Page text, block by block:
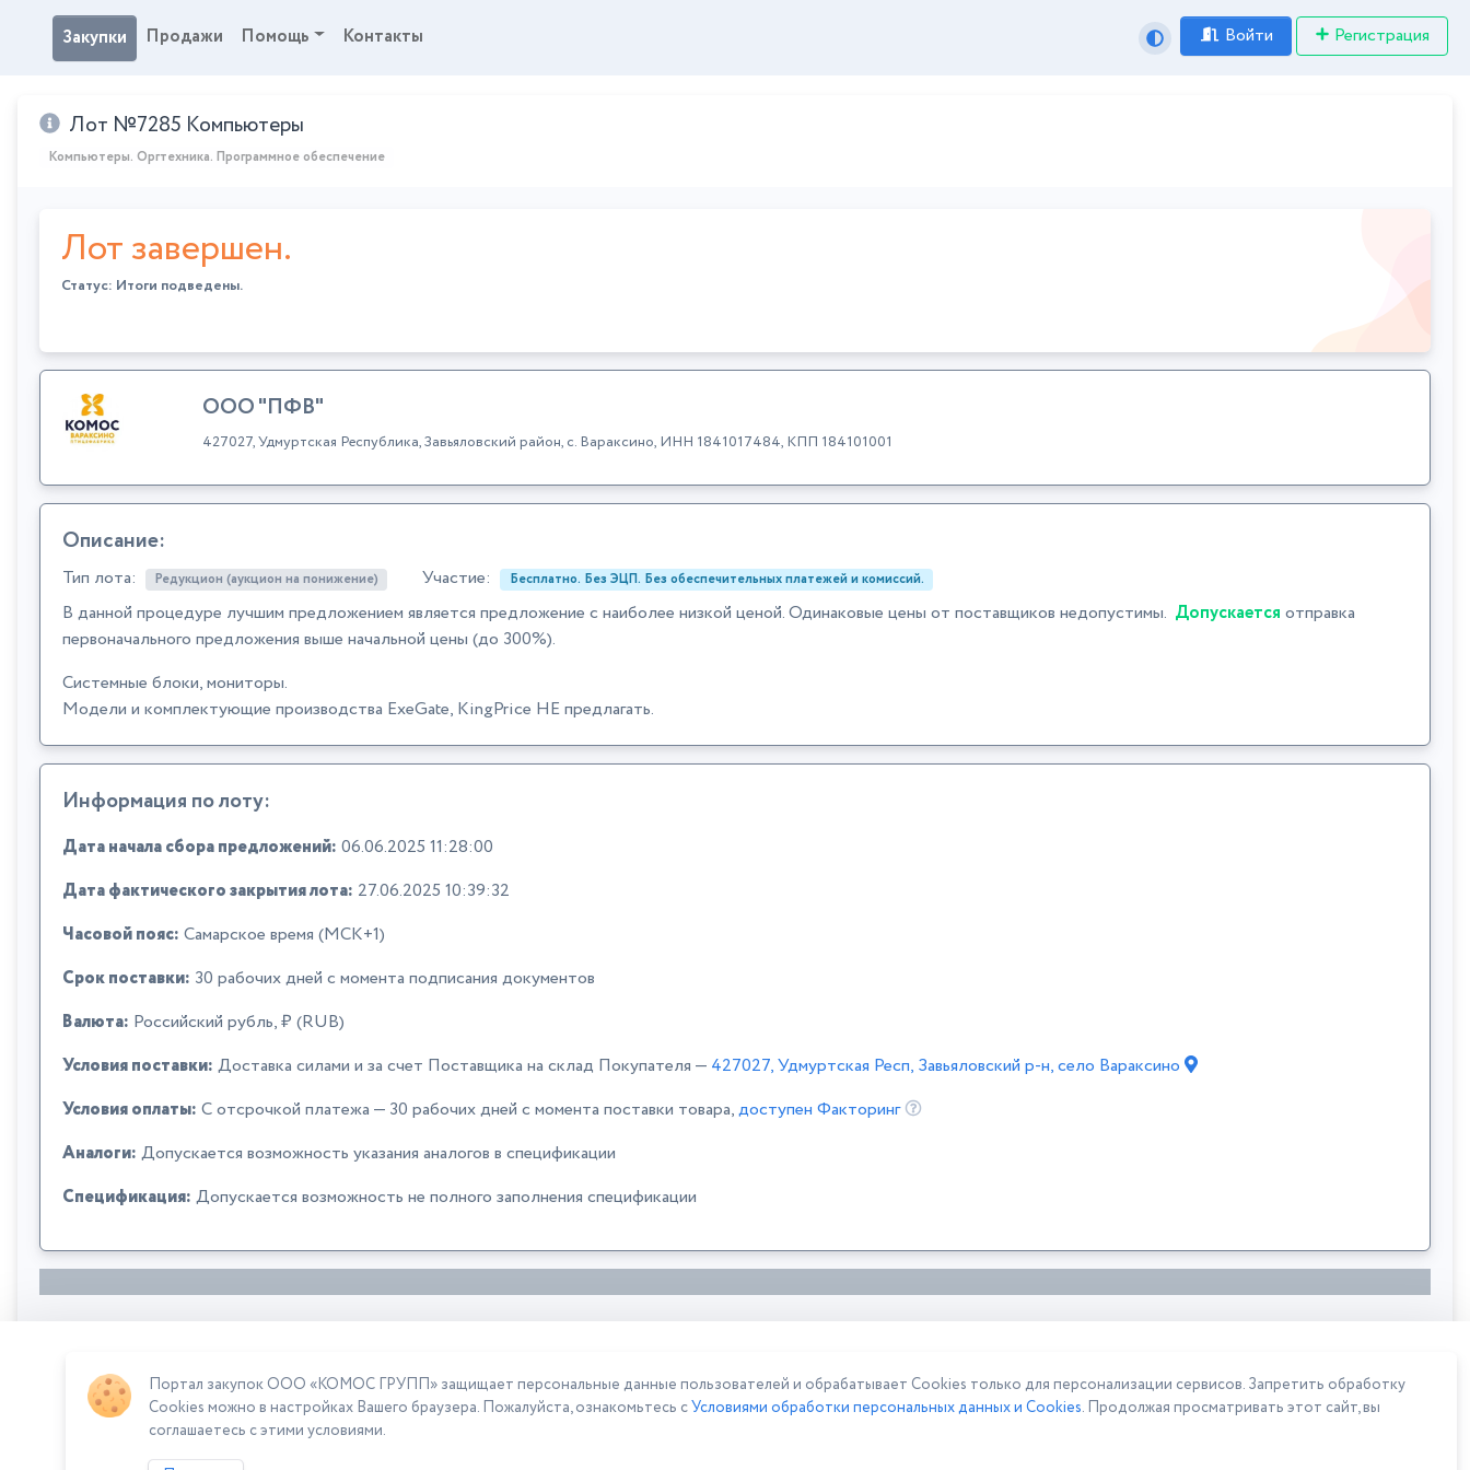
Закупки Продажи Помощь Контакты Войти Регистрация
Лот №7285 Компьютеры
Компьютеры. Оргтехника. Программное обеспечение
Лот завершен.
Статус: Итоги подведены.
ООО "ПФВ"
427027, Удмуртская Республика, Завьяловский район, с. Вараксино, ИНН 1841017484, КПП 184101001
Описание:
Тип лота: Редукцион (аукцион на понижение) Участие: Бесплатно. Без ЭЦП. Без обеспечительных платежей и комиссий.
В данной процедуре лучшим предложением является предложение с наиболее низкой ценой. Одинаковые цены от поставщиков недопустимы. Допускается отправка
первоначального предложения выше начальной цены (до 300%).
Системные блоки, мониторы.
Модели и комплектующие производства ExeGate, KingPrice НЕ предлагать.
Информация по лоту:
Дата начала сбора предложений: 06.06.2025 11:28:00
Дата фактического закрытия лота: 27.06.2025 10:39:32
Часовой пояс: Самарское время (МСК+1)
Срок поставки: 30 рабочих дней с момента подписания документов
Валюта: Российский рубль, ₽ (RUB)
Условия поставки: Доставка силами и за счет Поставщика на склад Покупателя — 427027, Удмуртская Респ, Завьяловский р-н, село Вараксино
Условия оплаты: C отсрочкой платежа — 30 рабочих дней с момента поставки товара,доступен Факторинг
Аналоги: Допускается возможность указания аналогов в спецификации
Спецификация: Допускается возможность не полного заполнения спецификации
Сумма лота: 360 000,00 ₽
Портал закупок ООО «КОМОС ГРУПП» защищает персональные данные пользователей и обрабатывает Cookies только для персонализации сервисов. Запретить обработку
Cookies можно в настройках Вашего браузера. Пожалуйста, ознакомьтесь сУсловиями обработки персональных данных и Cookies. Продолжая просматривать этот сайт, вы
соглашаетесь с этими условиями.